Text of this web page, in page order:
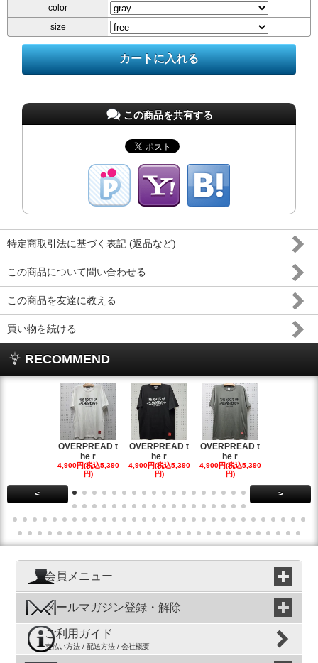
color
size
この商品を共有する
特定商取引法に基づく表記 (返品など)
この商品について問い合わせる
この商品を友達に教える
買い物を続ける
RECOMMEND
OVERPREAD t
he r
4,900円(税込5,390
円)
OVERPREAD t
he r
4,900円(税込5,390
円)
OVERPREAD t
he r
4,900円(税込5,390
円)
< >
会員メニュー
メールマガジン登録・解除
ご利用ガイド
支払い方法 / 配送方法 / 会社概要